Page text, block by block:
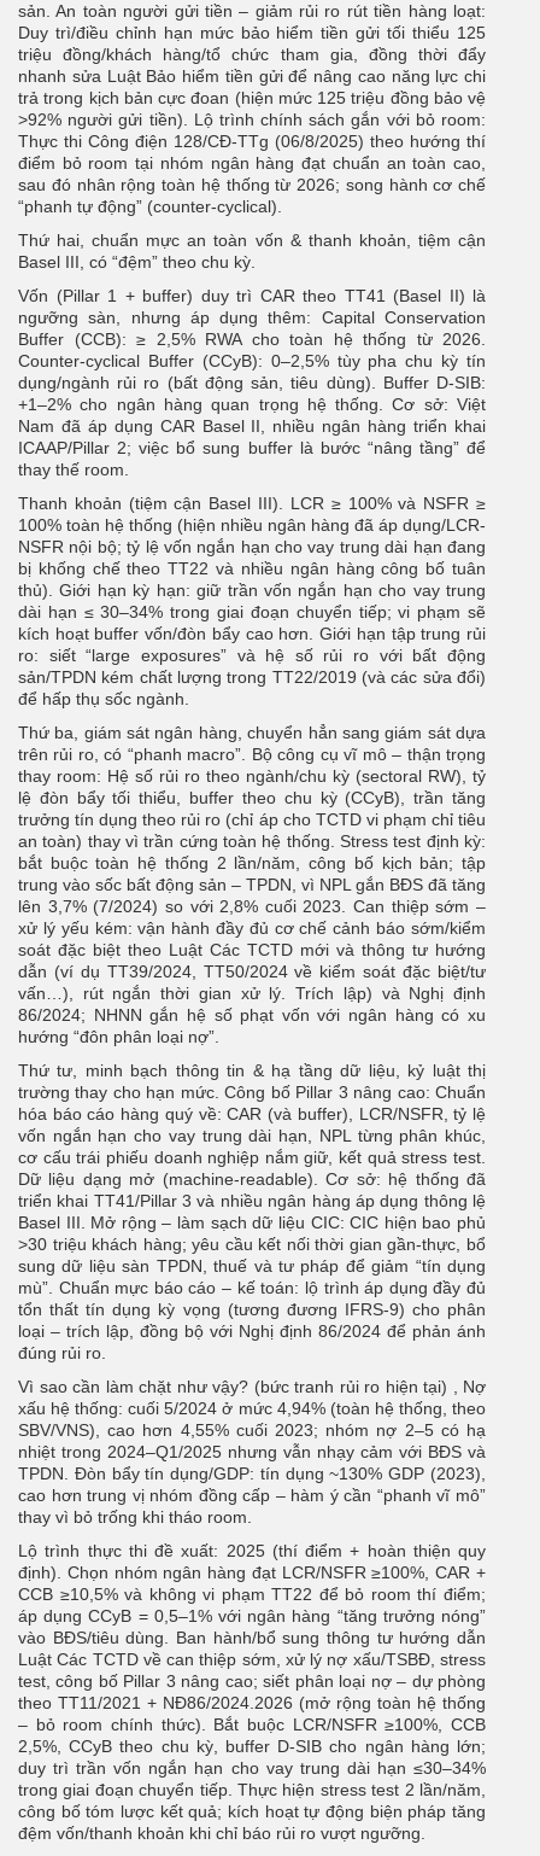
sản. An toàn người gửi tiền – giảm rủi ro rút tiền hàng loạt:
Duy trì/điều chỉnh hạn mức bảo hiểm tiền gửi tối thiểu 125
triệu đồng/khách hàng/tổ chức tham gia, đồng thời đẩy
nhanh sửa Luật Bảo hiểm tiền gửi để nâng cao năng lực chi
trả trong kịch bản cực đoan (hiện mức 125 triệu đồng bảo vệ
>92% người gửi tiền). Lộ trình chính sách gắn với bỏ room:
Thực thi Công điện 128/CĐ-TTg (06/8/2025) theo hướng thí
điểm bỏ room tại nhóm ngân hàng đạt chuẩn an toàn cao,
sau đó nhân rộng toàn hệ thống từ 2026; song hành cơ chế
“phanh tự động” (counter-cyclical).
Thứ hai, chuẩn mực an toàn vốn & thanh khoản, tiệm cận
Basel III, có “đệm” theo chu kỳ.
Vốn (Pillar 1 + buffer) duy trì CAR theo TT41 (Basel II) là
ngưỡng sàn, nhưng áp dụng thêm: Capital Conservation
Buffer (CCB): ≥ 2,5% RWA cho toàn hệ thống từ 2026.
Counter-cyclical Buffer (CCyB): 0–2,5% tùy pha chu kỳ tín
dụng/ngành rủi ro (bất động sản, tiêu dùng). Buffer D-SIB:
+1–2% cho ngân hàng quan trọng hệ thống. Cơ sở: Việt
Nam đã áp dụng CAR Basel II, nhiều ngân hàng triển khai
ICAAP/Pillar 2; việc bổ sung buffer là bước “nâng tầng” để
thay thế room.
Thanh khoản (tiệm cận Basel III). LCR ≥ 100% và NSFR ≥
100% toàn hệ thống (hiện nhiều ngân hàng đã áp dụng/LCR-
NSFR nội bộ; tỷ lệ vốn ngắn hạn cho vay trung dài hạn đang
bị khống chế theo TT22 và nhiều ngân hàng công bố tuân
thủ). Giới hạn kỳ hạn: giữ trần vốn ngắn hạn cho vay trung
dài hạn ≤ 30–34% trong giai đoạn chuyển tiếp; vi phạm sẽ
kích hoạt buffer vốn/đòn bẩy cao hơn. Giới hạn tập trung rủi
ro: siết “large exposures” và hệ số rủi ro với bất động
sản/TPDN kém chất lượng trong TT22/2019 (và các sửa đổi)
để hấp thụ sốc ngành.
Thứ ba, giám sát ngân hàng, chuyển hẳn sang giám sát dựa
trên rủi ro, có “phanh macro”. Bộ công cụ vĩ mô – thận trọng
thay room: Hệ số rủi ro theo ngành/chu kỳ (sectoral RW), tỷ
lệ đòn bẩy tối thiểu, buffer theo chu kỳ (CCyB), trần tăng
trưởng tín dụng theo rủi ro (chỉ áp cho TCTD vi phạm chỉ tiêu
an toàn) thay vì trần cứng toàn hệ thống. Stress test định kỳ:
bắt buộc toàn hệ thống 2 lần/năm, công bố kịch bản; tập
trung vào sốc bất động sản – TPDN, vì NPL gắn BĐS đã tăng
lên 3,7% (7/2024) so với 2,8% cuối 2023. Can thiệp sớm –
xử lý yếu kém: vận hành đầy đủ cơ chế cảnh báo sớm/kiểm
soát đặc biệt theo Luật Các TCTD mới và thông tư hướng
dẫn (ví dụ TT39/2024, TT50/2024 về kiểm soát đặc biệt/tư
vấn…), rút ngắn thời gian xử lý. Trích lập) và Nghị định
86/2024; NHNN gắn hệ số phạt vốn với ngân hàng có xu
hướng “đôn phân loại nợ”.
Thứ tư, minh bạch thông tin & hạ tầng dữ liệu, kỷ luật thị
trường thay cho hạn mức. Công bố Pillar 3 nâng cao: Chuẩn
hóa báo cáo hàng quý về: CAR (và buffer), LCR/NSFR, tỷ lệ
vốn ngắn hạn cho vay trung dài hạn, NPL từng phân khúc,
cơ cấu trái phiếu doanh nghiệp nắm giữ, kết quả stress test.
Dữ liệu dạng mở (machine-readable). Cơ sở: hệ thống đã
triển khai TT41/Pillar 3 và nhiều ngân hàng áp dụng thông lệ
Basel III. Mở rộng – làm sạch dữ liệu CIC: CIC hiện bao phủ
>30 triệu khách hàng; yêu cầu kết nối thời gian gần-thực, bổ
sung dữ liệu sàn TPDN, thuế và tư pháp để giảm “tín dụng
mù”. Chuẩn mực báo cáo – kế toán: lộ trình áp dụng đầy đủ
tổn thất tín dụng kỳ vọng (tương đương IFRS-9) cho phân
loại – trích lập, đồng bộ với Nghị định 86/2024 để phản ánh
đúng rủi ro.
Vì sao cần làm chặt như vậy? (bức tranh rủi ro hiện tại) , Nợ
xấu hệ thống: cuối 5/2024 ở mức 4,94% (toàn hệ thống, theo
SBV/VNS), cao hơn 4,55% cuối 2023; nhóm nợ 2–5 có hạ
nhiệt trong 2024–Q1/2025 nhưng vẫn nhạy cảm với BĐS và
TPDN. Đòn bẩy tín dụng/GDP: tín dụng ~130% GDP (2023),
cao hơn trung vị nhóm đồng cấp – hàm ý cần “phanh vĩ mô”
thay vì bỏ trống khi tháo room.
Lộ trình thực thi đề xuất: 2025 (thí điểm + hoàn thiện quy
định). Chọn nhóm ngân hàng đạt LCR/NSFR ≥100%, CAR +
CCB ≥10,5% và không vi phạm TT22 để bỏ room thí điểm;
áp dụng CCyB = 0,5–1% với ngân hàng “tăng trưởng nóng”
vào BĐS/tiêu dùng. Ban hành/bổ sung thông tư hướng dẫn
Luật Các TCTD về can thiệp sớm, xử lý nợ xấu/TSBĐ, stress
test, công bố Pillar 3 nâng cao; siết phân loại nợ – dự phòng
theo TT11/2021 + NĐ86/2024.2026 (mở rộng toàn hệ thống
– bỏ room chính thức). Bắt buộc LCR/NSFR ≥100%, CCB
2,5%, CCyB theo chu kỳ, buffer D-SIB cho ngân hàng lớn;
duy trì trần vốn ngắn hạn cho vay trung dài hạn ≤30–34%
trong giai đoạn chuyển tiếp. Thực hiện stress test 2 lần/năm,
công bố tóm lược kết quả; kích hoạt tự động biện pháp tăng
đệm vốn/thanh khoản khi chỉ báo rủi ro vượt ngưỡng.